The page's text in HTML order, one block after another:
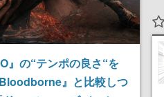
』の“テンポの良さ“を
』と比較しつ